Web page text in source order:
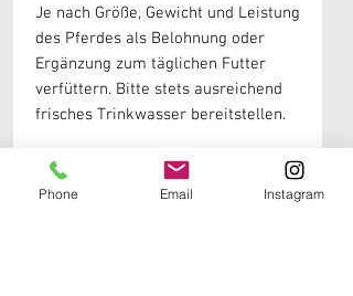
Je nach Größe, Gewicht und Leistung
des Pferdes als Belohnung oder
Ergänzung zum täglichen Futter
verfüttern. Bitte stets ausreichend
frisches Trinkwasser bereitstellen.
Lagerung
Kühl, trocken und vor direkter
Phone Email Instagram